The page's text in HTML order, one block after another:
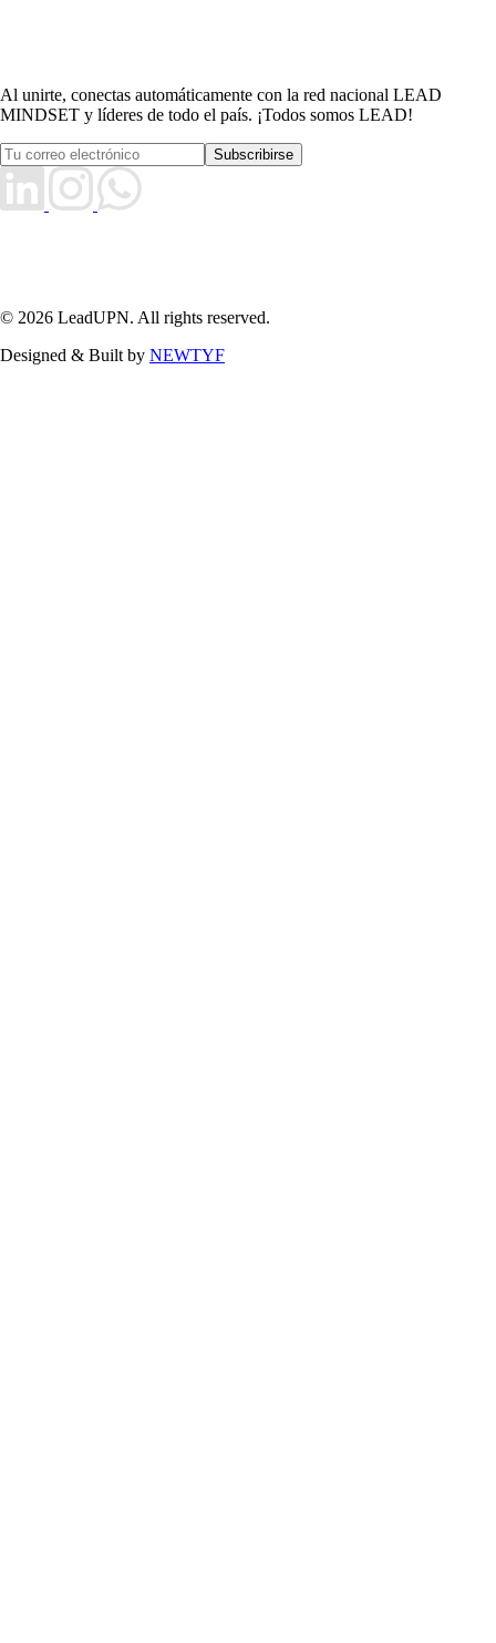
Al unirte, conectas automáticamente con la red nacional LEAD
MINDSET y líderes de todo el país. ¡Todos somos LEAD!
Subscribirse
© 2026 LeadUPN. All rights reserved.
Designed & Built by NEWTYF